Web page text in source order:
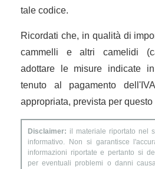
tale codice.
Ricordati che, in qualità di
cammelli e altri camelidi
adottare le misure indicate
tenuto al pagamento
appropriata, prevista per questo
Disclaimer: il materiale riportato nel
informativo. Non si garantisce
informazioni riportate e pertanto si
per eventuali problemi o danni